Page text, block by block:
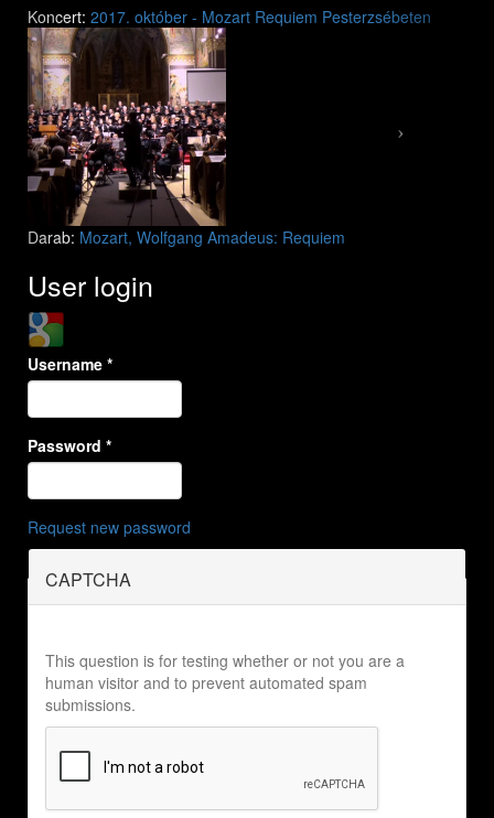
Koncert: 2017. október - Mozart Requiem Pesterzsébeten
Mozart: Requiem
Mozart: Requiem
Darab: Mozart, Wolfgang Amadeus: Requiem
Previous Next
User login
Login with Google
Username *
Password *
Request new password
CAPTCHA
This question is for testing whether or not you are a
human visitor and to prevent automated spam
submissions.